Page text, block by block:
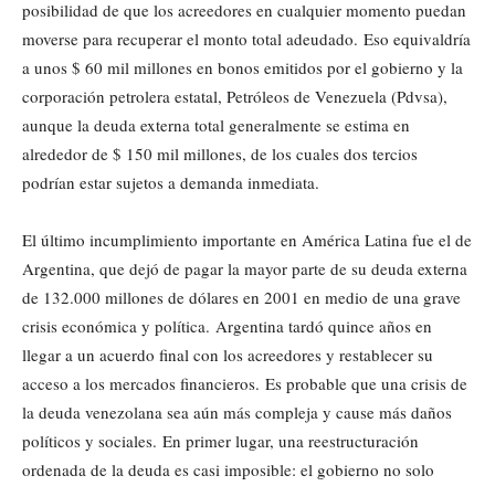
posibilidad de que los acreedores en cualquier momento puedan
moverse para recuperar el monto total adeudado. Eso equivaldría
a unos $ 60 mil millones en bonos emitidos por el gobierno y la
corporación petrolera estatal, Petróleos de Venezuela (Pdvsa),
aunque la deuda externa total generalmente se estima en
alrededor de $ 150 mil millones, de los cuales dos tercios
podrían estar sujetos a demanda inmediata.
El último incumplimiento importante en América Latina fue el de
Argentina, que dejó de pagar la mayor parte de su deuda externa
de 132.000 millones de dólares en 2001 en medio de una grave
crisis económica y política. Argentina tardó quince años en
llegar a un acuerdo final con los acreedores y restablecer su
acceso a los mercados financieros. Es probable que una crisis de
la deuda venezolana sea aún más compleja y cause más daños
políticos y sociales. En primer lugar, una reestructuración
ordenada de la deuda es casi imposible: el gobierno no solo